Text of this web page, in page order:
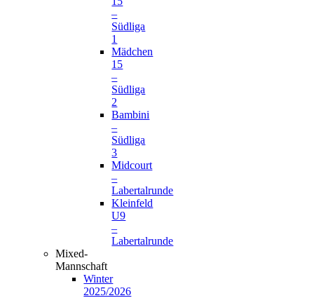
–
Südliga
1
Mädchen
15
–
Südliga
2
Bambini
–
Südliga
3
Midcourt
–
Labertalrunde
Kleinfeld
U9
–
Labertalrunde
Mixed-
Mannschaft
Winter
2025/2026